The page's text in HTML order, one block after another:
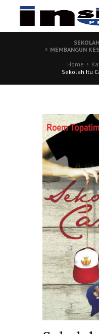
MEMBANGUN
Home
Sekolah Itu